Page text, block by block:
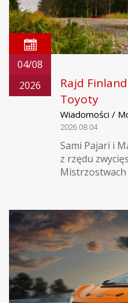
04/08
2026
Rajd
Toyoty
Wiadomości /
2026.08.04
Sami Pajari i
z rzędu
Mistrzostwach